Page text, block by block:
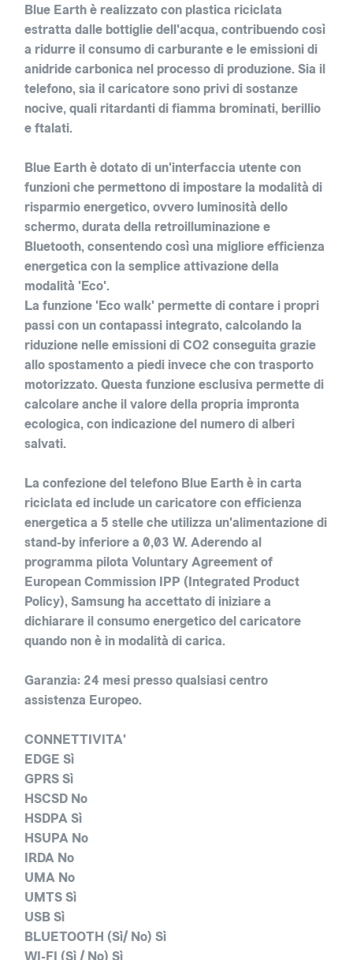
Blue Earth è realizzato con plastica riciclata
estratta dalle bottiglie dell'acqua, contribuendo così
a ridurre il consumo di carburante e le emissioni di
anidride carbonica nel processo di produzione.Sia il
telefono, sia il caricatore sono privi di sostanze
nocive, quali ritardanti di fiamma brominati, berillio
e ftalati.
Blue Earth è dotato di un'interfaccia utente con
funzioni che permettono di impostare la modalità di
risparmio energetico, ovvero luminosità dello
schermo, durata della retroilluminazione e
Bluetooth, consentendo così una migliore efficienza
energetica con la semplice attivazione della
modalità 'Eco'.
La funzione 'Eco walk' permette di contare i propri
passi con un contapassi integrato, calcolando la
riduzione nelle emissioni di CO2 conseguita grazie
allo spostamento a piedi invece che con trasporto
motorizzato. Questa funzione esclusiva permette di
calcolare anche il valore della propria impronta
ecologica, con indicazione del numero di alberi
salvati.
La confezione del telefono Blue Earth è incarta
riciclata ed include un caricatore con efficienza
energetica a 5 stelleche utilizza un'alimentazione di
stand-by inferiore a 0,03 W. Aderendo al
programma pilota Voluntary Agreement of
European Commission IPP (Integrated Product
Policy), Samsung ha accettato di iniziare a
dichiarare il consumo energetico del caricatore
quando non è in modalità di carica.
Garanzia: 24 mesi presso qualsiasi centro
assistenza Europeo.
CONNETTIVITA'
EDGE Sì
GPRS Sì
HSCSD No
HSDPA Sì
HSUPA No
IRDA No
UMA No
UMTS Sì
USB Sì
BLUETOOTH (Sì/ No) Sì